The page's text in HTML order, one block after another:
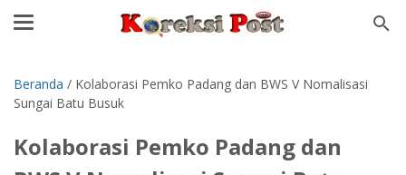
Beranda / Kolaborasi Pemko Padang dan BWS V Nomalisasi
Sungai Batu Busuk
Kolaborasi Pemko Padang dan